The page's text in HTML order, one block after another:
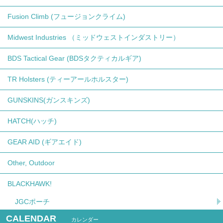
Fusion Climb (フュージョンクライム)
Midwest Industries （ミッドウェストインダストリー）
BDS Tactical Gear (BDSタクティカルギア)
TR Holsters (ティーアールホルスター)
GUNSKINS(ガンスキンズ)
HATCH(ハッチ)
GEAR AID (ギアエイド)
Other, Outdoor
BLACKHAWK!
JGCポーチ
CALENDAR カレンダー